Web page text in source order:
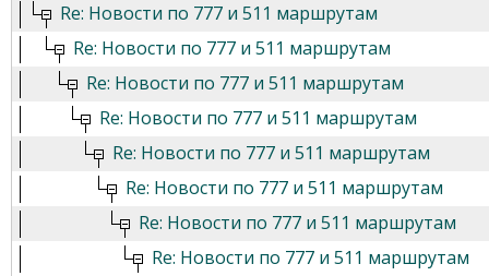
Re: Новости по 777 и 511 маршрутам
Re: Новости по 777 и 511 маршрутам
Re: Новости по 777 и 511 маршрутам
Re: Новости по 777 и 511 маршрутам
Re: Новости по 777 и 511 маршрутам
Re: Новости по 777 и 511 маршрутам
Re: Новости по 777 и 511 маршрутам
Re: Новости по 777 и 511 маршрутам